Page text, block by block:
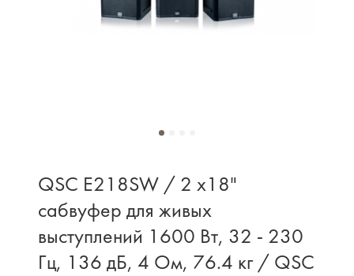
QSC E218SW / 2 x18"
сабвуфер для живых
выступлений 1600 Вт, 32 - 230
Гц, 136 дБ, 4 Ом, 76.4 кг / QSC